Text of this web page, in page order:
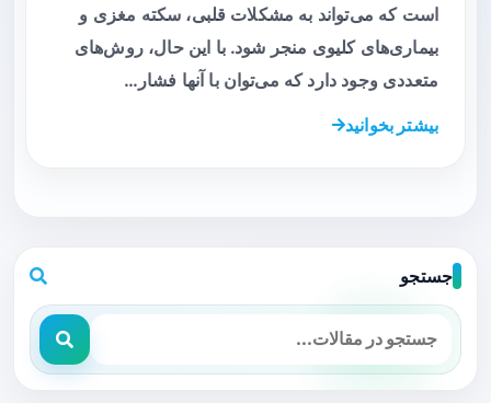
است که می‌تواند به مشکلات قلبی، سکته مغزی و
بیماری‌های کلیوی منجر شود. با این حال، روش‌های
متعددی وجود دارد که می‌توان با آنها فشار…
بیشتر بخوانید
جستجو